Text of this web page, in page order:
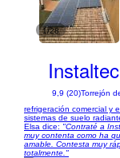
1/28
9,9 (20)Torrejón
refrigeración comercial y
sistemas de suelo
Elsa dice: "Contraté a
muy contenta como ha
amable. Contesta muy
totalmente."